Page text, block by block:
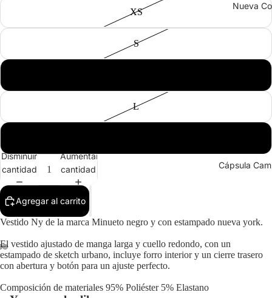
Nueva
Cápsula
XS
S
L
Disminuir
cantidad
Aumentar
cantidad
Agregar al carrito
Vestido Ny de la marca Minueto negro y con estampado nueva york.
El vestido ajustado de manga larga y cuello redondo, con un
estampado de sketch urbano, incluye forro interior y un cierre trasero
con abertura y botón para un ajuste perfecto.
Composición de materiales 95% Poliéster 5% Elastano